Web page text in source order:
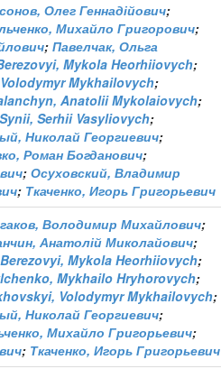
Олег Геннадійович;
Михайло Григорович;
; Павелчак, Ольга
Mykola Heorhiiovych;
Mykhailovych;
Anatolii Mykolaiovych;
Synii, Serhii Vasyliovych;
Николай Георгиевич;
Роман Богданович;
; Осуховский, Владимир
; Ткаченко, Игорь Григорьевич
Володимир Михайлович;
Анатолій Миколайович;
Berezovyi, Mykola Heorhiiovych;
Mykhailo Hryhorovych;
Volodymyr Mykhailovych;
Николай Георгиевич;
Михайло Григорьевич;
; Ткаченко, Игорь Григорьевич